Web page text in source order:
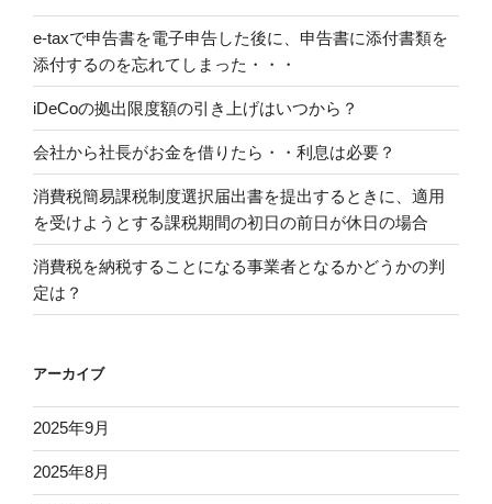
e-taxで申告書を電子申告した後に、申告書に添付書類を
添付するのを忘れてしまった・・・
iDeCoの拠出限度額の引き上げはいつから？
会社から社長がお金を借りたら・・利息は必要？
消費税簡易課税制度選択届出書を提出するときに、適用
を受けようとする課税期間の初日の前日が休日の場合
消費税を納税することになる事業者となるかどうかの判
定は？
アーカイブ
2025年9月
2025年8月